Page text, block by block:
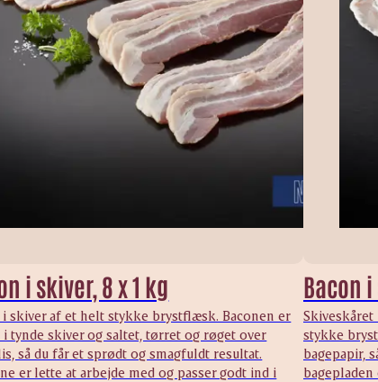
i skiver, 8 x 1 kg
i skiver af et helt stykke brystflæsk. Baconen er
i tynde skiver og saltet, tørret og røget over
så du får et sprødt og smagfuldt resultat.
er lette at arbejde med og passer godt ind i
Bacon
Skiveskåret
stykke
bagepapir,